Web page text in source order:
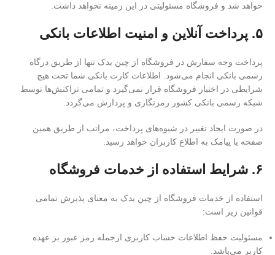
خواهد شد و فروشگاه مسئولیتی در این زمینه نخواهد داشت.
۵. پرداخت آنلاین و امنیت اطلاعات بانکی
پرداخت وجه سفارش در فروشگاه از چین یدک تنها از طریق درگاه
رسمی بانکی انجام می‌شود. اطلاعات کارت بانکی شما تحت هیچ
شرایطی در اختیار فروشگاه قرار نمی‌گیرد و تمامی تراکنش‌ها توسط
شبکه رسمی بانکی کشور رمزنگاری و پردازش می‌گردد.
در صورت ایجاد تغییر در شیوه‌های پرداخت، مراتب از طریق همین
صفحه یا پیامک به اطلاع کاربران خواهد رسید.
۶. شرایط استفاده از خدمات فروشگاه
استفاده از خدمات فروشگاه از چین یدک به معنای پذیرش تمامی
قوانین زیر است:
مسئولیت حفظ اطلاعات حساب کاربری ازجمله رمز عبور بر عهده
کاربر می‌باشد.